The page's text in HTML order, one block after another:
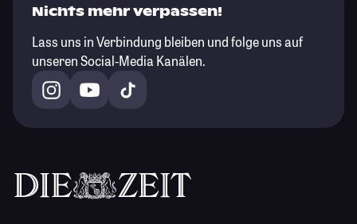
Nichts mehr verpassen!
Lass uns in Verbindung bleiben und folge uns auf
unseren Social-Media Kanälen.